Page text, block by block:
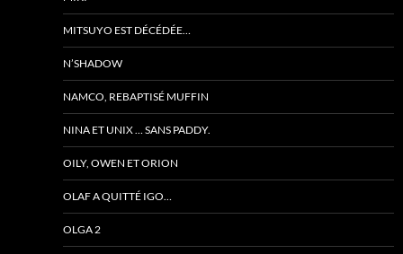
MITSUYO EST DÉCÉDÉE…
N’SHADOW
NAMCO, REBAPTISÉ MUFFIN
NINA ET UNIX … SANS PADDY.
OILY, OWEN ET ORION
OLAF A QUITTÉ IGO…
OLGA 2